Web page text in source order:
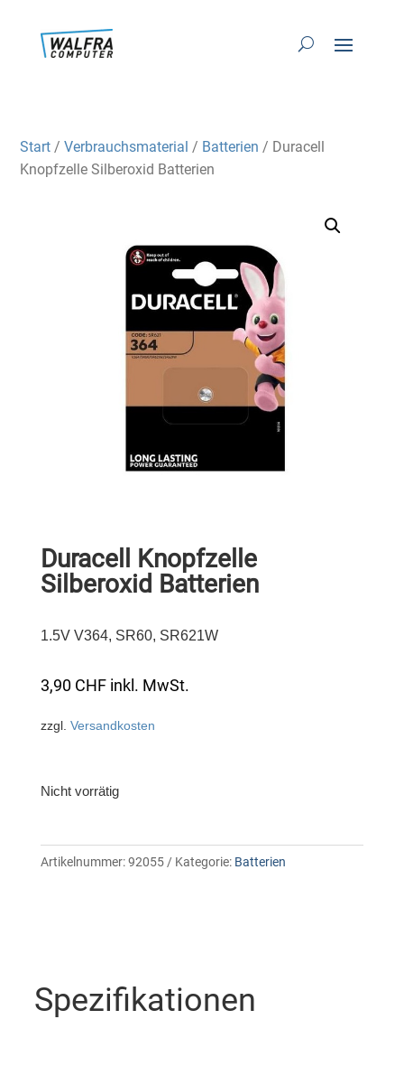
Start /Verbrauchsmaterial / Batterien / Duracell
Knopfzelle Silberoxid Batterien
Duracell Knopfzelle
Silberoxid Batterien
1.5V V364, SR60, SR621W
3,90 CHF inkl. MwSt.
zzgl. Versandkosten
Nicht vorrätig
Artikelnummer:92055 Kategorie: Batterien
Spezifikationen